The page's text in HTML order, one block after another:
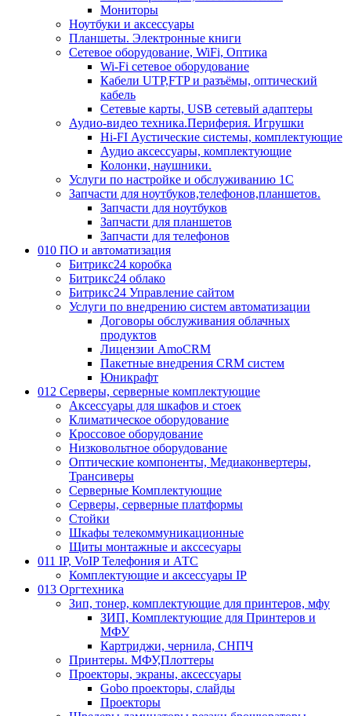
Мониторы
Ноутбуки и аксессуары
Планшеты. Электронные книги
Сетевое оборудование, WiFi, Оптика
Wi-Fi сетевое оборудование
Кабели UTP,FTP и разъёмы, оптический
кабель
Сетевые карты, USB сетевый адаптеры
Аудио-видео техника.Периферия. Игрушки
Hi-FI Аустические системы, комплектующие
Аудио аксессуары, комплектующие
Колонки, наушники.
Услуги по настройке и обслуживанию 1С
Запчасти для ноутбуков,телефонов,планшетов.
Запчасти для ноутбуков
Запчасти для планшетов
Запчасти для телефонов
010 ПО и автоматизация
Битрикс24 коробка
Битрикс24 облако
Битрикс24 Управление сайтом
Услуги по внедрению систем автоматизации
Договоры обслуживания облачных
продуктов
Лицензии AmoCRM
Пакетные внедрения CRM систем
Юникрафт
012 Серверы, серверные комплектующие
Аксессуары для шкафов и стоек
Климатическое оборудование
Кроссовое оборудование
Низковольтное оборудование
Оптические компоненты, Медиаконвертеры,
Трансиверы
Серверные Комплектующие
Серверы, серверные платформы
Стойки
Шкафы телекоммуникационные
Щиты монтажные и акссесуары
011 IP, VoIP Телефония и АТС
Комплектующие и аксессуары IP
013 Оргтехника
Зип, тонер, комплектующие для принтеров, мфу
ЗИП, Комплектующие для Принтеров и
МФУ
Картриджи, чернила, СНПЧ
Принтеры. МФУ,Плоттеры
Проекторы, экраны, аксессуары
Gobo проекторы, слайды
Проекторы